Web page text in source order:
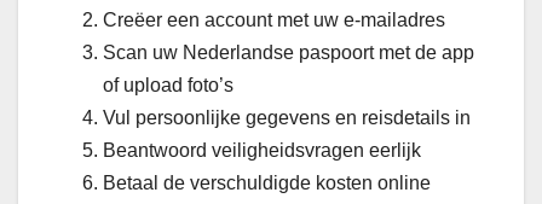
Creëer een account met uw e-mailadres
Scan uw Nederlandse paspoort met de app
of upload foto’s
Vul persoonlijke gegevens en reisdetails in
Beantwoord veiligheidsvragen eerlijk
Betaal de verschuldigde kosten online